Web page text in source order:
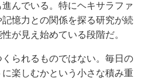
んでいる。特にヘキサラファ
憶力との関係を探る研究が続
が見え始めている段階だ。
られるものではない。毎日の
楽しむかという小さな積み重